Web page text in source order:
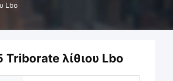
Lbo
λίθιου Lbo